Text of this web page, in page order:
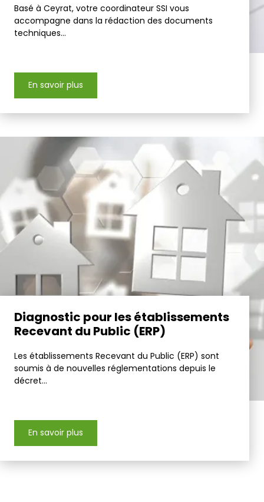
Basé à Ceyrat, votre coordinateur SSI vous
accompagne dans la rédaction des documents
techniques...
En savoir plus
Diagnostic pour les établissements
Recevant du Public (ERP)
Les établissements Recevant du Public (ERP) sont
soumis à de nouvelles réglementations depuis le
décret...
En savoir plus